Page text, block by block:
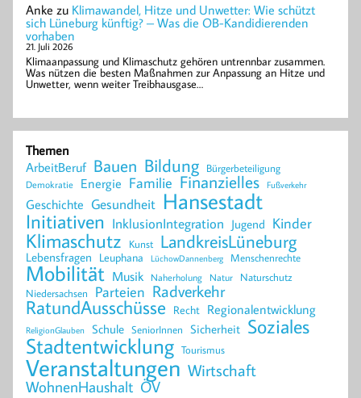
Anke zu Klimawandel, Hitze und Unwetter: Wie schützt
sich Lüneburg künftig? – Was die OB-Kandidierenden
vorhaben
21. Juli 2026
Klimaanpassung und Klimaschutz gehören untrennbar zusammen.
Was nützen die besten Maßnahmen zur Anpassung an Hitze und
Unwetter, wenn weiter Treibhausgase…
Themen
ArbeitBeruf Bauen Bildung Bürgerbeteiligung
Demokratie Energie Familie Finanzielles Fußverkehr
Geschichte Gesundheit Hansestadt
Initiativen InklusionIntegration Jugend Kinder
Klimaschutz Kunst LandkreisLüneburg
Lebensfragen Leuphana LüchowDannenberg Menschenrechte
Mobilität Musik Naherholung Natur Naturschutz
Niedersachsen Parteien Radverkehr
RatundAusschüsse Recht Regionalentwicklung
ReligionGlauben Schule SeniorInnen Sicherheit Soziales
Stadtentwicklung Tourismus
Veranstaltungen Wirtschaft
WohnenHaushalt ÖV